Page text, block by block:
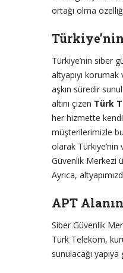
ortağı olma
Türkiye’nin siber
altyapıyı korumak
aşkın süredir
altını çizen Türk
her hizmette
müşterilerimizle
olarak
Güvenlik Merkezi
Ayrıca,
APT
Siber Güvenlik
Türk Telekom,
sunulacağı